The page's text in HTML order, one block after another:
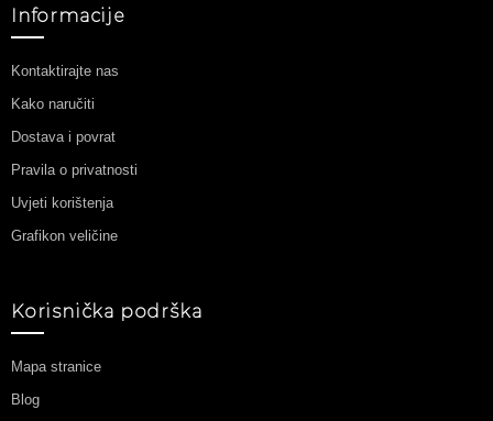
Informacije
Kontaktirajte nas
Kako naručiti
Dostava i povrat
Pravila o privatnosti
Uvjeti korištenja
Grafikon veličine
Korisnička podrška
Mapa stranice
Blog